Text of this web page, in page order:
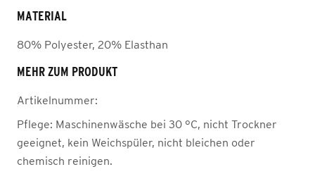
MATERIAL
80% Polyester, 20% Elasthan
MEHR ZUM PRODUKT
Artikelnummer:
Pflege: Maschinenwäsche bei 30 °C, nicht Trockner
geeignet, kein Weichspüler, nicht bleichen oder
chemisch reinigen.